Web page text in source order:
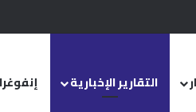
دستورية.. ومشروع قانون خاص إلى
التقارير الإخبارية